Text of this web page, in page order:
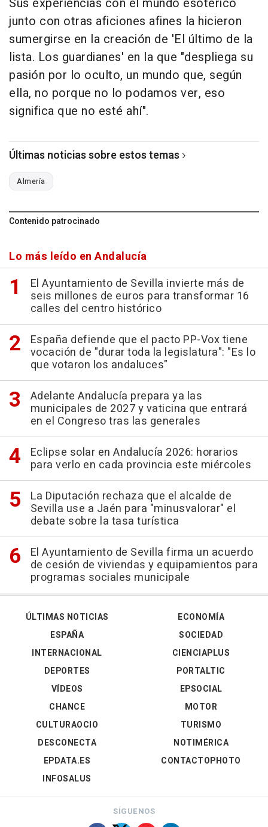
junto con otras aficiones afines la hicieron
sumergirse en la creación de 'El último de la
lista. Los guardianes' en la que "despliega su
pasión por lo oculto, un mundo que, según
ella, no porque no lo podamos ver, eso
significa que no esté ahí".
Últimas noticias sobre estos temas
Almería
Contenido patrocinado
Lo más leído en Andalucía
El Ayuntamiento de Sevilla invierte más de
seis millones de euros para transformar 16
calles del centro histórico
España defiende que el pacto PP-Vox tiene
vocación de "durar toda la legislatura": "Es lo
que votaron los andaluces"
Adelante Andalucía prepara ya las
municipales de 2027 y vaticina que entrará
en el Congreso tras las generales
Eclipse solar en Andalucía 2026: horarios
para verlo en cada provincia este miércoles
La Diputación rechaza que el alcalde de
Sevilla use a Jaén para "minusvalorar" el
debate sobre la tasa turística
El Ayuntamiento de Sevilla firma un acuerdo
de cesión de viviendas y equipamientos para
programas sociales municipale
ÚLTIMAS NOTICIAS
ESPAÑA
INTERNACIONAL
DEPORTES
VÍDEOS
ECONOMÍA
SOCIEDAD
CIENCIAPLUS
PORTALTIC
EPSOCIAL
CHANCE
CULTURAOCIO
DESCONECTA
EPDATA.ES
INFOSALUS
MOTOR
TURISMO
NOTIMÉRICA
CONTACTOPHOTO
SÍGUENOS